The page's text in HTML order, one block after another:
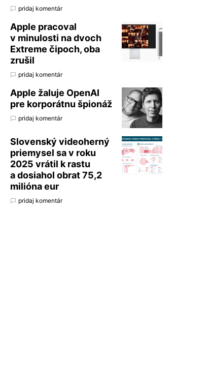
pridaj komentár
Apple pracoval
v minulosti na dvoch
Extreme čipoch, oba
zrušil
pridaj komentár
Apple žaluje OpenAI
pre korporátnu špionáž
pridaj komentár
Slovenský videoherný
priemysel sa v roku
2025 vrátil k rastu
a dosiahol obrat 75,2
milióna eur
pridaj komentár